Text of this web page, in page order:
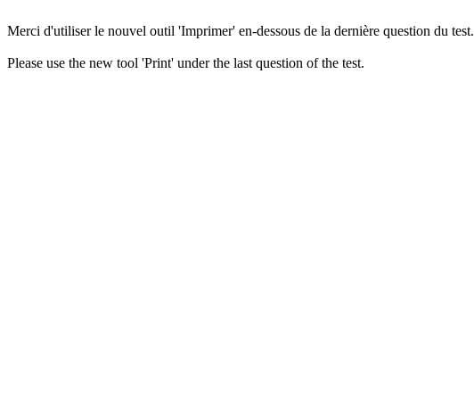
Merci d'utiliser le nouvel outil 'Imprimer' en-dessous de la dernière question du test.
Please use the new tool 'Print' under the last question of the test.